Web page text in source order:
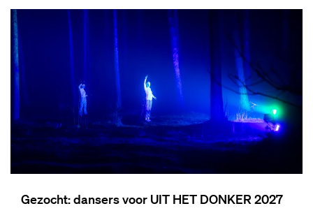
Gezocht: dansers voor UIT HET DONKER 2027